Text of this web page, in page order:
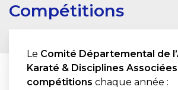
Compétitions
Le Comité Départemental de
Karaté & Disciplines Associées
compétitions chaque année :